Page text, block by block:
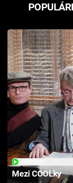
Mezi COOLky